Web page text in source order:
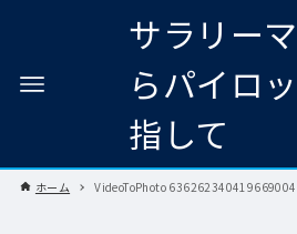
サラリー
らパイロ
指して
ホーム VideoToPhoto 636262340419669004